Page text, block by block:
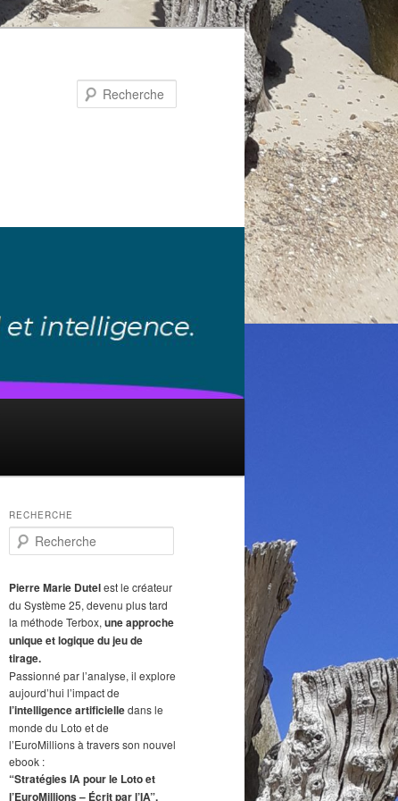
RECHERCHE
e
h
e
r
c
h
e
Pierre Marie Dutelest le créateur
du Système 25, devenu plus tard
la méthode Terbox, une approche
unique et logique du jeu de
tirage.
Passionné par l’analyse, il explore
aujourd’hui l’impact de
l’intelligence artificielledans le
monde du Loto et de
l’EuroMillions à travers son nouvel
ebook :
“Stratégies IA pour le Loto et
l’EuroMillions – Écrit par l’IA”.